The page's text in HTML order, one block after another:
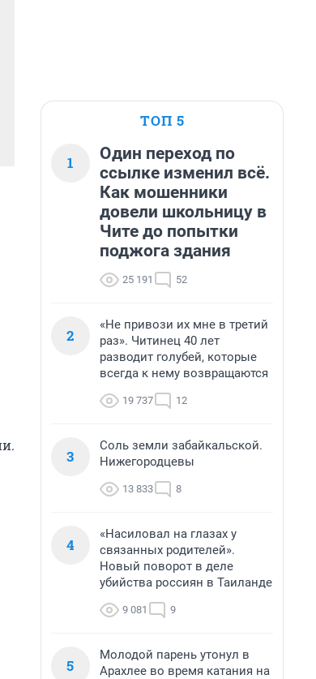
ТОП 5
1
Один переход по
ссылке изменил всё.
Как мошенники
довели школьницу в
Чите до попытки
поджога здания
25 191 52
2
«Не привози их мне в третий
раз». Читинец 40 лет
разводит голубей, которые
всегда к нему возвращаются
19 737 12
3
Соль земли забайкальской.
Нижегородцевы
13 833 8
4
«Насиловал на глазах у
связанных родителей».
Новый поворот в деле
убийства россиян в Таиланде
9 081 9
5
Молодой парень утонул в
Арахлее во время катания на